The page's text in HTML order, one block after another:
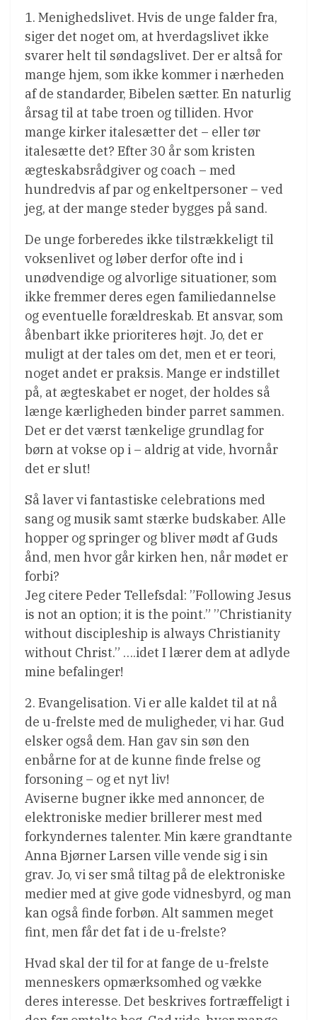
1. Menighedslivet. Hvis de unge falder fra,
siger det noget om, at hverdagslivet ikke
svarer helt til søndagslivet. Der er altså for
mange hjem, som ikke kommer i nærheden
af de standarder, Bibelen sætter. En naturlig
årsag til at tabe troen og tilliden. Hvor
mange kirker italesætter det – eller tør
italesætte det? Efter 30 år som kristen
ægteskabsrådgiver og coach – med
hundredvis af par og enkeltpersoner – ved
jeg, at der mange steder bygges på sand.
De unge forberedes ikke tilstrækkeligt til
voksenlivet og løber derfor ofte ind i
unødvendige og alvorlige situationer, som
ikke fremmer deres egen familiedannelse
og eventuelle forældreskab. Et ansvar, som
åbenbart ikke prioriteres højt. Jo, det er
muligt at der tales om det, men et er teori,
noget andet er praksis. Mange er indstillet
på, at ægteskabet er noget, der holdes så
længe kærligheden binder parret sammen.
Det er det værst tænkelige grundlag for
børn at vokse op i – aldrig at vide, hvornår
det er slut!
Så laver vi fantastiske celebrations med
sang og musik samt stærke budskaber. Alle
hopper og springer og bliver mødt af Guds
ånd, men hvor går kirken hen, når mødet er
forbi?
Jeg citere Peder Tellefsdal: ”Following Jesus
is not an option; it is the point.” ”Christianity
without discipleship is always Christianity
without Christ.” ….idet I lærer dem at adlyde
mine befalinger!
2. Evangelisation. Vi er alle kaldet til at nå
de u-frelste med de muligheder, vi har. Gud
elsker også dem. Han gav sin søn den
enbårne for at de kunne finde frelse og
forsoning – og et nyt liv!
Aviserne bugner ikke med annoncer, de
elektroniske medier brillerer mest med
forkyndernes talenter. Min kære grandtante
Anna Bjørner Larsen ville vende sig i sin
grav. Jo, vi ser små tiltag på de elektroniske
medier med at give gode vidnesbyrd, og man
kan også finde forbøn. Alt sammen meget
fint, men får det fat i de u-frelste?
Hvad skal der til for at fange de u-frelste
menneskers opmærksomhed og vække
deres interesse. Det beskrives fortræffeligt i